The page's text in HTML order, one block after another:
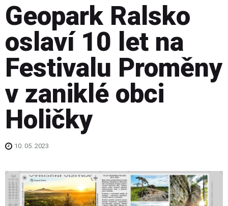
Geopark Ralsko
oslaví 10 let na
Festivalu Proměny
v zaniklé obci
Holičky
10. 05. 2023